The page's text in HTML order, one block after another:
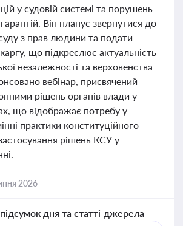
у судовій системі та порушень
Він планує звернутися до
з прав людини та подати
що підкреслює актуальність
незалежності та верховенства
вебінар, присвячений
рішень органів влади у
що відображає потребу у
практики конституційного
рішень КСУ у
2026
дня та статті-джерела